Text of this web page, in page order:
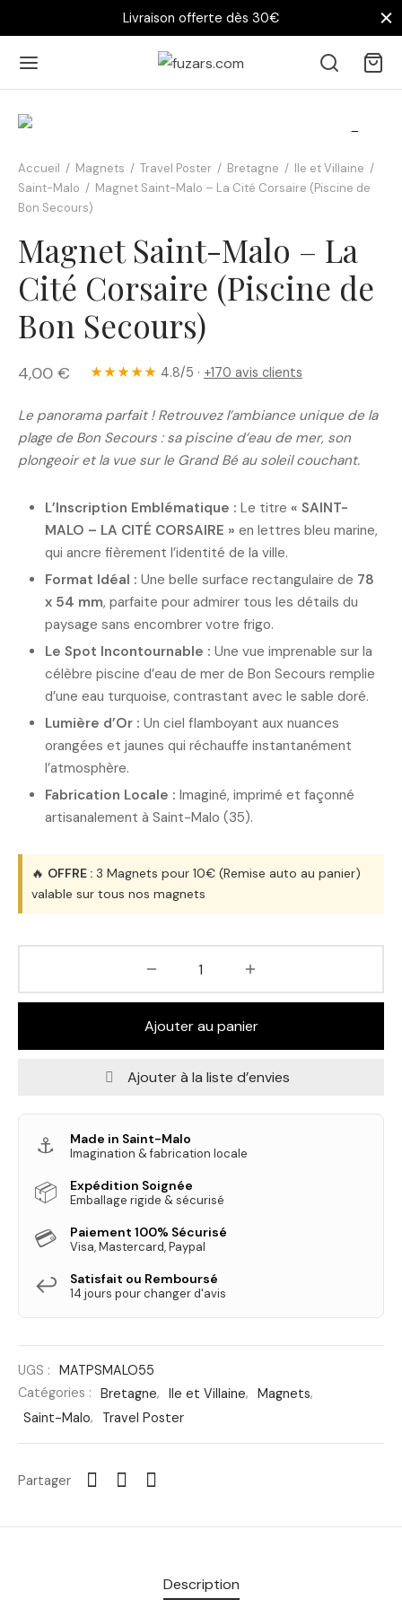
Livraison offerte dès 30€
Accueil / Magnets / Travel Poster / Bretagne / Ile et Villaine /
Saint-Malo / Magnet Saint-Malo – La Cité Corsaire (Piscine de
Bon Secours)
Magnet Saint-Malo – La
Cité Corsaire (Piscine de
Bon Secours)
4,00 € ★★★★★ 4.8/5 · +170 avis clients
Le panorama parfait ! Retrouvez l’ambiance unique de la
plage de Bon Secours : sa piscine d’eau de mer, son
plongeoir et la vue sur le Grand Bé au soleil couchant.
L’Inscription Emblématique : Le titre« SAINT-
MALO – LA CITÉ CORSAIRE » en lettres bleu marine,
qui ancre fièrement l’identité de la ville.
Format Idéal : Une belle surface rectangulaire de 78
x 54 mm, parfaite pour admirer tous les détails du
paysage sans encombrer votre frigo.
Le Spot Incontournable : Une vue imprenable sur la
célèbre piscine d’eau de mer de Bon Secours remplie
d’une eau turquoise, contrastant avec le sable doré.
Lumière d’Or : Un ciel flamboyant aux nuances
orangées et jaunes qui réchauffe instantanément
l’atmosphère.
Fabrication Locale : Imaginé, imprimé et façonné
artisanalement à Saint-Malo (35).
🔥 OFFRE : 3 Magnets pour 10€ (Remise auto au panier)
valable sur tous nos magnets
Ajouter au panier
Ajouter à la liste d’envies
⚓ Made in Saint-Malo
Imagination & fabrication locale
📦 Expédition Soignée
Emballage rigide & sécurisé
💳 Paiement 100% Sécurisé
Visa, Mastercard, Paypal
↩️ Satisfait ou Remboursé
14 jours pour changer d'avis
UGS :
MATPSMALO55
Catégories :
Bretagne, Ile et Villaine, Magnets,
Saint-Malo, Travel Poster
Partager
Description